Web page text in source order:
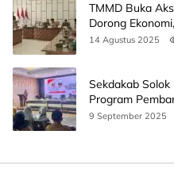
TMMD Buka
Dorong
14 Agustus 2025
Sekdakab
Program
Pendidikan
9 September 2025